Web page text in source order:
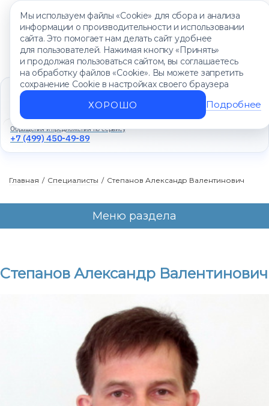
Мы используем файлы «Cookie» для сбора и анализа
информации о производительности и использовании
сайта. Это помогает нам делать сайт удобнее
для пользователей. Нажимая кнопку «Принять»
и продолжая пользоваться сайтом, вы соглашаетесь
на обработку файлов «Cookie». Вы можете запретить
сохранение Cookie в настройках своего браузера
ХОРОШО Подробнее
Единый контакт-центр
+7 (499) 450-88-89
Ежедневно с 8:00 до 20:00
Обращения и предложения по сервису
+7 (499) 450-49-89
Главная / Специалисты / Степанов Александр Валентинович
Степанов Александр Валентинович
Меню раздела